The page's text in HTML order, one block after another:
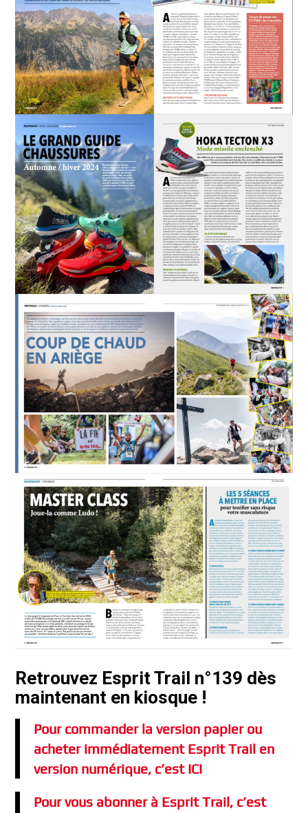
Retrouvez Esprit Trail n°139 dès
maintenant en kiosque !
Pour commander la version papier ou
acheter immédiatement Esprit Trail en
version numérique, c’est ICI
Pour vous abonner à Esprit Trail, c’est